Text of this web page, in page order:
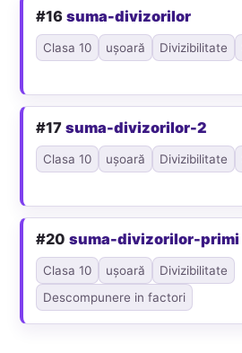
#16suma-divizorilor
Clasa 10 ușoară Divizibilitate
#17suma-divizorilor-2
Clasa 10 ușoară Divizibilitate
#20suma-divizorilor-primi
Clasa 10 ușoară
Divizibilitate
Descompunere in factori